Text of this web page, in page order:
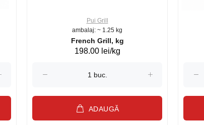
Pui Grill
ambalaj: ~ 1.25 kg
French Grill, kg
198.00 lei/kg
ADAUGĂ